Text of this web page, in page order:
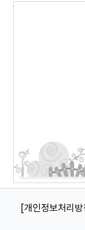
[개인정보처리방